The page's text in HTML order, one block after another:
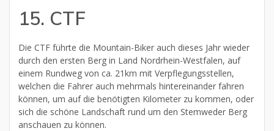
15. CTF
Die CTF führte die Mountain-Biker auch dieses Jahr wieder
durch den ersten Berg in Land Nordrhein-Westfalen, auf
einem Rundweg von ca. 21km mit Verpflegungsstellen,
welchen die Fahrer auch mehrmals hintereinander fahren
können, um auf die benötigten Kilometer zu kommen, oder
sich die schöne Landschaft rund um den Stemweder Berg
anschauen zu können.